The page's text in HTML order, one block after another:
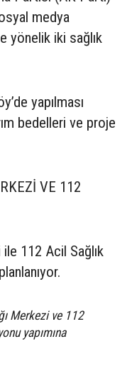
medya
yönelik iki sağlık
yapılması
bedelleri ve proje
VE 112
ile 112 Acil Sağlık
Merkezi ve 112
yapımına